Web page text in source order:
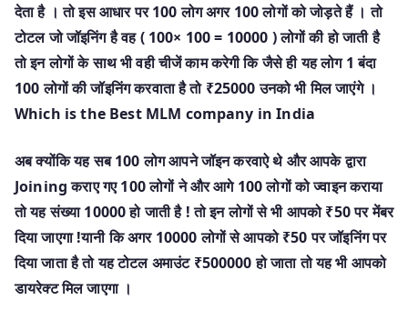
देता है । तो इस आधार पर 100 लोग अगर 100 लोगों को जोड़ते हैं । तो
टोटल जो जॉइनिंग है वह ( 100× 100 = 10000 ) लोगों की हो जाती है
तो इन लोगों के साथ भी वही चीजें काम करेगी कि जैसे ही यह लोग 1 बंदा
100 लोगों की जॉइनिंग करवाता है तो ₹25000 उनको भी मिल जाएंगे ।
Which is the Best MLM company in India
अब क्योंकि यह सब 100 लोग आपने जॉइन करवाऐ थे और आपके द्वारा
Joining कराए गए 100 लोगों ने और आगे 100 लोगों को ज्वाइन कराया
तो यह संख्या 10000 हो जाती है ! तो इन लोगों से भी आपको ₹50 पर मेंबर
दिया जाएगा !यानी कि अगर 10000 लोगों से आपको ₹50 पर जॉइनिंग पर
दिया जाता है तो यह टोटल अमाउंट ₹500000 हो जाता तो यह भी आपको
डायरेक्ट मिल जाएगा ।